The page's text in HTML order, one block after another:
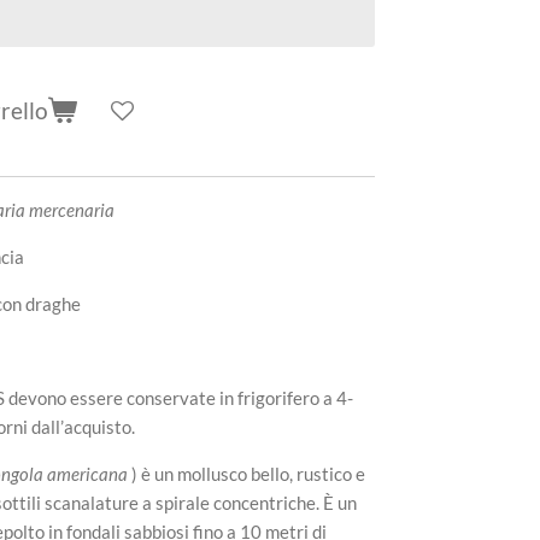
mercenaria
draghe
devono essere conservate in frigorifero a 4-
dall’acquisto.
americana ) è un mollusco bello, rustico e
scanalature a spirale concentriche. È un
in fondali sabbiosi fino a 10 metri di